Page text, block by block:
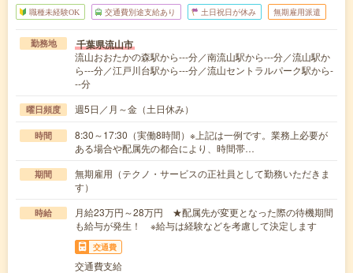
職種未経験OK 交通費別途支給あり 土日祝日が休み 無期雇用派遣
勤務地 千葉県流山市
流山おおたかの森駅から---分／南流山駅から---分／流山駅か
ら---分／江戸川台駅から---分／流山セントラルパーク駅から-
--分
曜日頻度 週5日／月～金（土日休み）
時間
8:30～17:30（実働8時間）※上記は一例です。業務上必要が
ある場合や配属先の都合により、時間帯…
期間
無期雇用（テクノ・サービスの正社員として勤務いただきま
す）
時給
月給23万円～28万円 ★配属先が変更となった際の待機期間
も給与が発生！ ※給与は経験などを考慮して決定します
交通費
交通費支給